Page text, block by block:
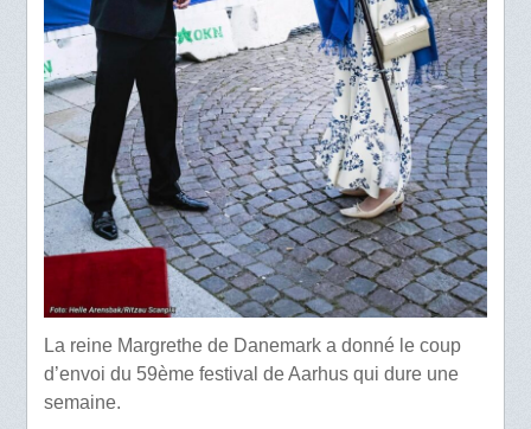
La reine Margrethe de Danemark a donné le coup
d’envoi du 59ème festival de Aarhus qui dure une
semaine.